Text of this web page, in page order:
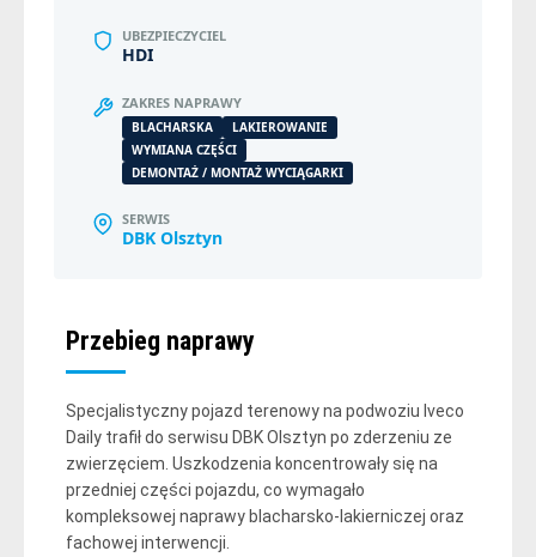
UBEZPIECZYCIEL
HDI
ZAKRES NAPRAWY
BLACHARSKA
LAKIEROWANIE
WYMIANA CZĘŚCI
DEMONTAŻ / MONTAŻ WYCIĄGARKI
SERWIS
DBK Olsztyn
Przebieg naprawy
Specjalistyczny pojazd terenowy na podwoziu Iveco
Daily trafił do serwisu DBK Olsztyn po zderzeniu ze
zwierzęciem. Uszkodzenia koncentrowały się na
przedniej części pojazdu, co wymagało
kompleksowej naprawy blacharsko-lakierniczej oraz
fachowej interwencji.